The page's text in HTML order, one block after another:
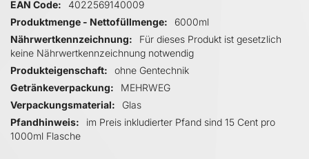
EAN Code
4022569140009
Produktmenge - Nettofüllmenge
6000ml
Nährwertkennzeichnung
Für dieses Produkt ist gesetzlich
keine Nährwertkennzeichnung notwendig
Produkteigenschaft
ohne Gentechnik
Getränkeverpackung
MEHRWEG
Verpackungsmaterial
Glas
Pfandhinweis
im Preis inkludierter Pfand sind 15 Cent pro
1000ml Flasche